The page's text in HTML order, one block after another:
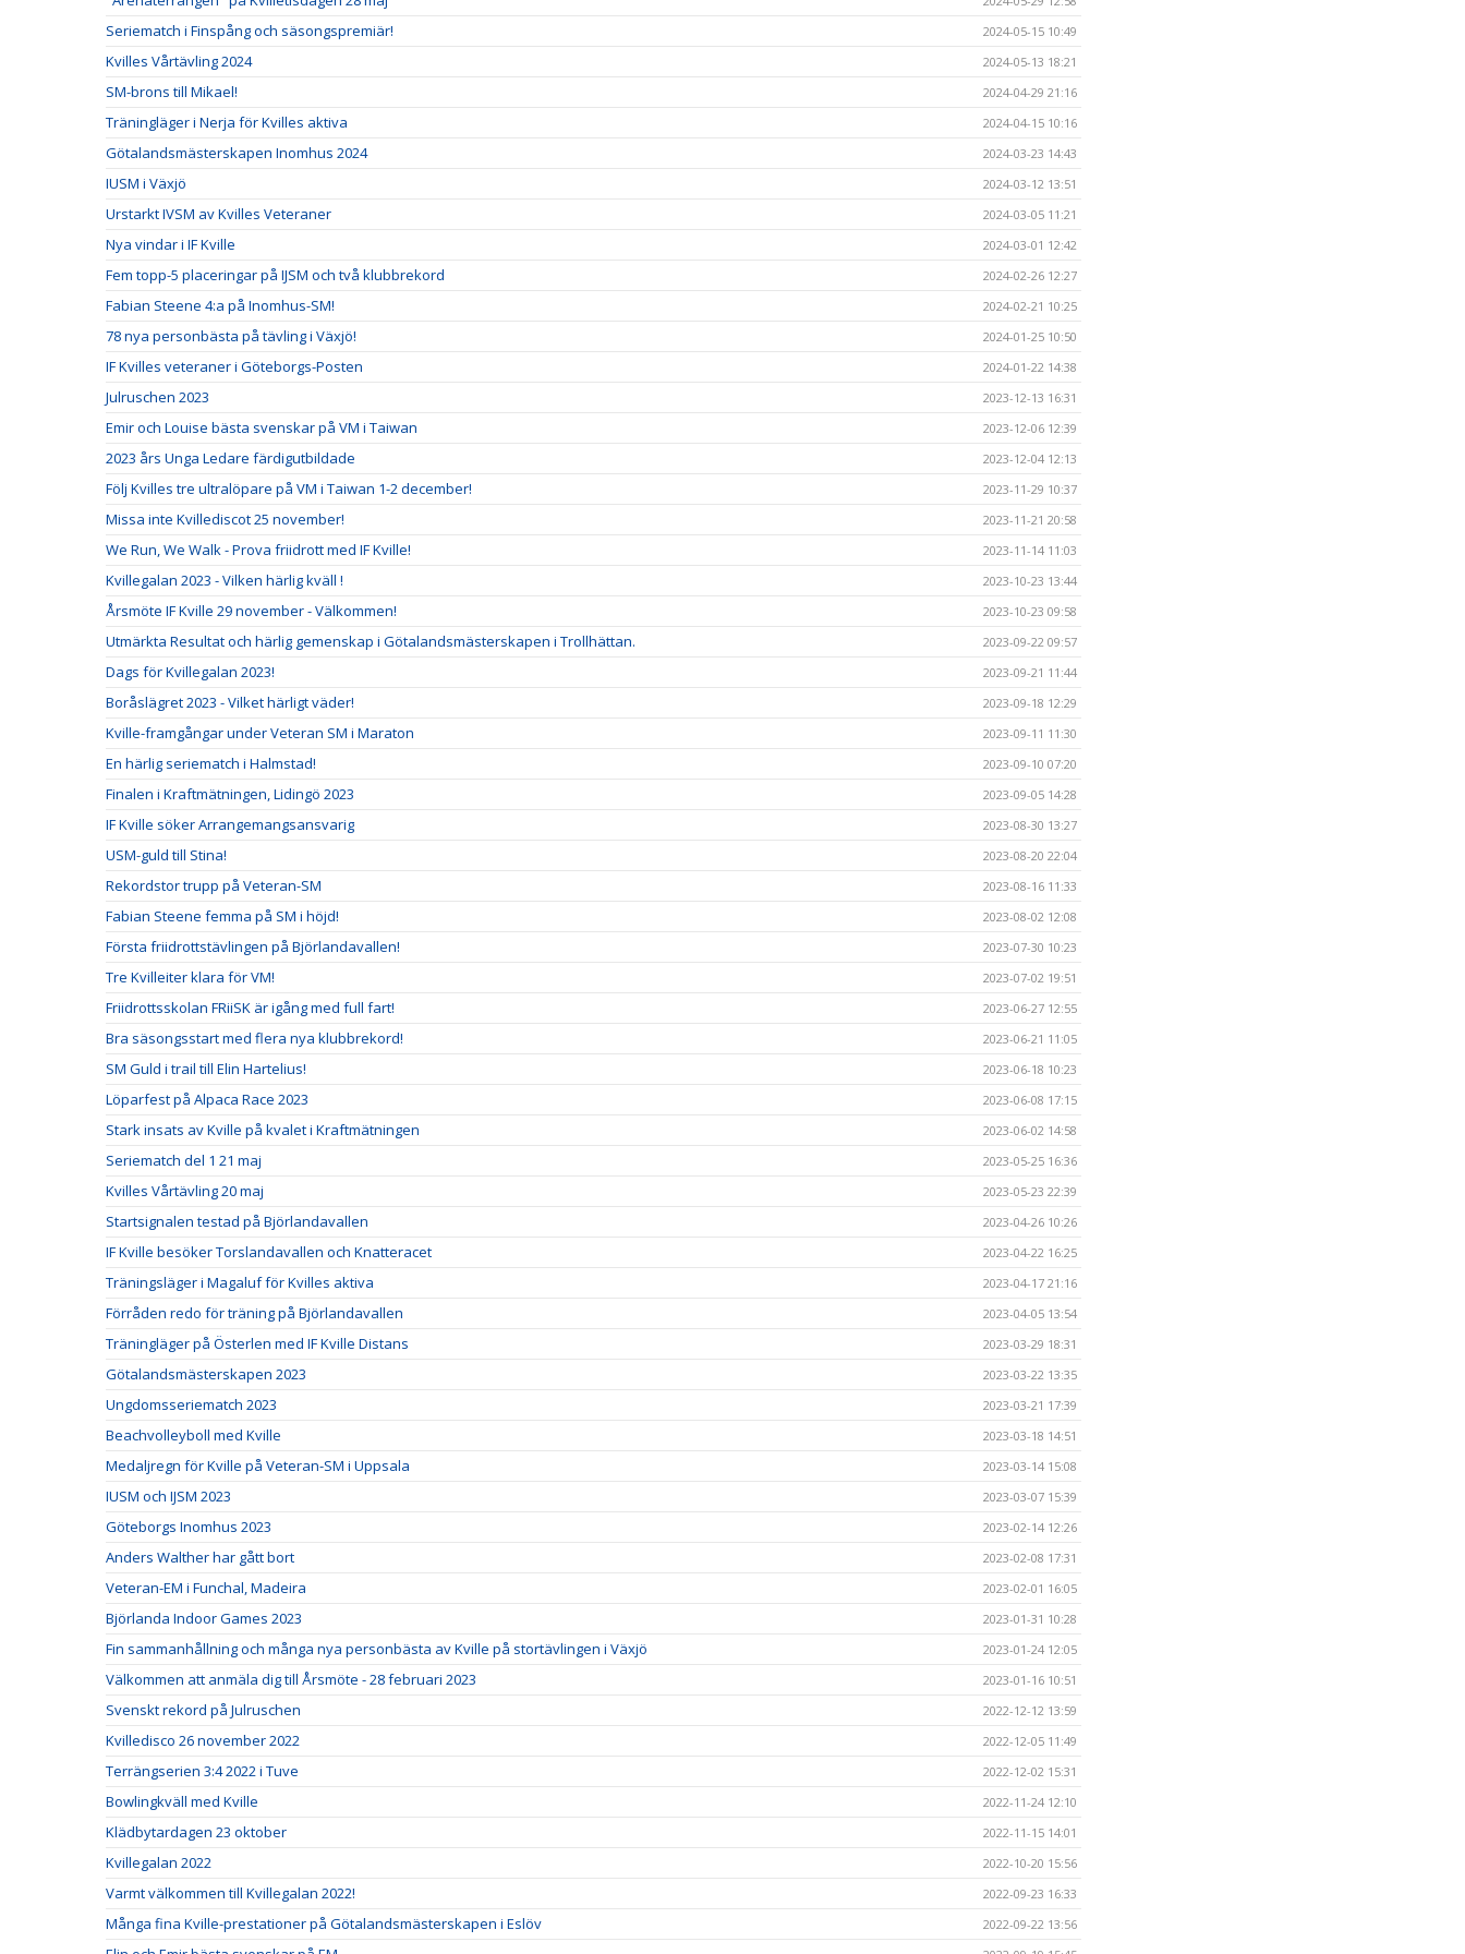
Seriematch i Finspång och säsongspremiär! 2024-05-15 10:49
Kvilles Vårtävling 2024 2024-05-13 18:21
SM-brons till Mikael! 2024-04-29 21:16
Träningläger i Nerja för Kvilles aktiva 2024-04-15 10:16
Götalandsmästerskapen Inomhus 2024 2024-03-23 14:43
IUSM i Växjö 2024-03-12 13:51
Urstarkt IVSM av Kvilles Veteraner 2024-03-05 11:21
Nya vindar i IF Kville 2024-03-01 12:42
Fem topp-5 placeringar på IJSM och två klubbrekord 2024-02-26 12:27
Fabian Steene 4:a på Inomhus-SM! 2024-02-21 10:25
78 nya personbästa på tävling i Växjö! 2024-01-25 10:50
IF Kvilles veteraner i Göteborgs-Posten 2024-01-22 14:38
Julruschen 2023 2023-12-13 16:31
Emir och Louise bästa svenskar på VM i Taiwan 2023-12-06 12:39
2023 års Unga Ledare färdigutbildade 2023-12-04 12:13
Följ Kvilles tre ultralöpare på VM i Taiwan 1-2 december! 2023-11-29 10:37
Missa inte Kvillediscot 25 november! 2023-11-21 20:58
We Run, We Walk - Prova friidrott med IF Kville! 2023-11-14 11:03
Kvillegalan 2023 - Vilken härlig kväll ! 2023-10-23 13:44
Årsmöte IF Kville 29 november - Välkommen! 2023-10-23 09:58
Utmärkta Resultat och härlig gemenskap i Götalandsmästerskapen i Trollhättan. 2023-09-22 09:57
Dags för Kvillegalan 2023! 2023-09-21 11:44
Boråslägret 2023 - Vilket härligt väder! 2023-09-18 12:29
Kville-framgångar under Veteran SM i Maraton 2023-09-11 11:30
En härlig seriematch i Halmstad! 2023-09-10 07:20
Finalen i Kraftmätningen, Lidingö 2023 2023-09-05 14:28
IF Kville söker Arrangemangsansvarig 2023-08-30 13:27
USM-guld till Stina! 2023-08-20 22:04
Rekordstor trupp på Veteran-SM 2023-08-16 11:33
Fabian Steene femma på SM i höjd! 2023-08-02 12:08
Första friidrottstävlingen på Björlandavallen! 2023-07-30 10:23
Tre Kvilleiter klara för VM! 2023-07-02 19:51
Friidrottsskolan FRiiSK är igång med full fart! 2023-06-27 12:55
Bra säsongsstart med flera nya klubbrekord! 2023-06-21 11:05
SM Guld i trail till Elin Hartelius! 2023-06-18 10:23
Löparfest på Alpaca Race 2023 2023-06-08 17:15
Stark insats av Kville på kvalet i Kraftmätningen 2023-06-02 14:58
Seriematch del 1 21 maj 2023-05-25 16:36
Kvilles Vårtävling 20 maj 2023-05-23 22:39
Startsignalen testad på Björlandavallen 2023-04-26 10:26
IF Kville besöker Torslandavallen och Knatteracet 2023-04-22 16:25
Träningsläger i Magaluf för Kvilles aktiva 2023-04-17 21:16
Förråden redo för träning på Björlandavallen 2023-04-05 13:54
Träningläger på Österlen med IF Kville Distans 2023-03-29 18:31
Götalandsmästerskapen 2023 2023-03-22 13:35
Ungdomsseriematch 2023 2023-03-21 17:39
Beachvolleyboll med Kville 2023-03-18 14:51
Medaljregn för Kville på Veteran-SM i Uppsala 2023-03-14 15:08
IUSM och IJSM 2023 2023-03-07 15:39
Göteborgs Inomhus 2023 2023-02-14 12:26
Anders Walther har gått bort 2023-02-08 17:31
Veteran-EM i Funchal, Madeira 2023-02-01 16:05
Björlanda Indoor Games 2023 2023-01-31 10:28
Fin sammanhållning och många nya personbästa av Kville på stortävlingen i Växjö 2023-01-24 12:05
Välkommen att anmäla dig till Årsmöte - 28 februari 2023 2023-01-16 10:51
Svenskt rekord på Julruschen 2022-12-12 13:59
Kvilledisco 26 november 2022 2022-12-05 11:49
Terrängserien 3:4 2022 i Tuve 2022-12-02 15:31
Bowlingkväll med Kville 2022-11-24 12:10
Klädbytardagen 23 oktober 2022-11-15 14:01
Kvillegalan 2022 2022-10-20 15:56
Varmt välkommen till Kvillegalan 2022! 2022-09-23 16:33
Många fina Kville-prestationer på Götalandsmästerskapen i Eslöv 2022-09-22 13:56